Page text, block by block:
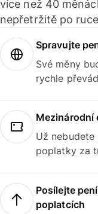
více než 40
nepřetržitě po
Spravujte
Své měny
rychle
Mezinárodní
Už
poplatky za
Posílejte
poplatcích